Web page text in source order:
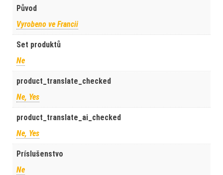
Původ
Vyrobeno ve Francii
Set produktů
Ne
product_translate_checked
Ne, Yes
product_translate_ai_checked
Ne, Yes
Príslušenstvo
Ne